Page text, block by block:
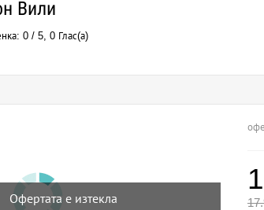
Вили
0 / 5, 0 Глас(а)
Офертата е изтекла